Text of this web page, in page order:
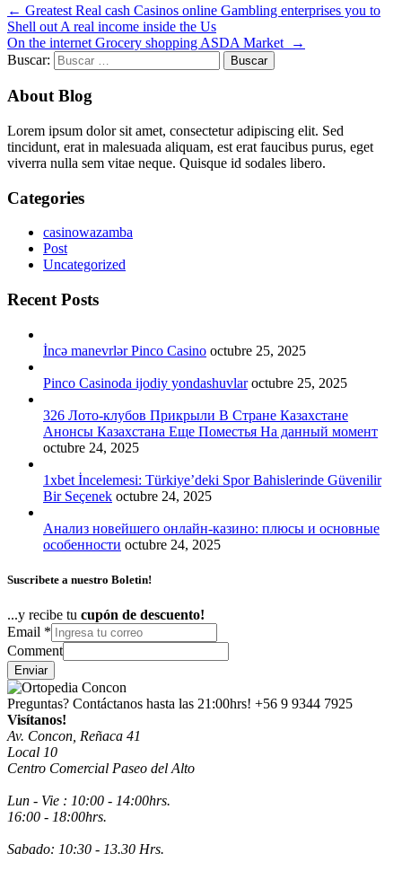
← Greatest Real cash Casinos online Gambling enterprises you to
Shell out A real income inside the Us
On the internet Grocery shopping ASDA Market
→
Buscar:
About Blog
Lorem ipsum dolor sit amet, consectetur adipiscing elit. Sed
tincidunt, erat in malesuada aliquam, est erat faucibus purus, eget
viverra nulla sem vitae neque. Quisque id sodales libero.
Categories
casinowazamba
Post
Uncategorized
Recent Posts
İncə manevrlər Pinco Casino octubre 25, 2025
Pinco Casinoda ijodiy yondashuvlar octubre 25, 2025
326 Лото-клубов Прикрыли В Стране Казахстане
Анонсы Казахстана Еще Поместья На данный момент
octubre 24, 2025
1xbet İncelemesi: Türkiye’deki Spor Bahislerinde Güvenilir
Bir Seçenek octubre 24, 2025
Анализ новейшего онлайн-казино: плюсы и основные
особенности octubre 24, 2025
Suscribete a nuestro Boletin!
...y recibe tu cupón de descuento!
Email *
Comment
Enviar
Preguntas? Contáctanos hasta las 21:00hrs! +56 9 9344 7925
Visítanos!
Av. Concon, Reñaca 41
Local 10
Centro Comercial Paseo del Alto
Lun - Vie : 10:00 - 14:00hrs.
16:00 - 18:00hrs.
Sabado: 10:30 - 13.30 Hrs.